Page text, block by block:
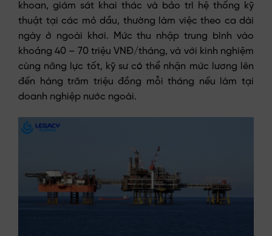
khoan, giám sát khai thác và bảo trì hệ thống kỹ
thuật tại các mỏ dầu, thường làm việc theo ca dài
ngày ở ngoài khơi. Mức thu nhập trung bình vào
khoảng 40 – 70 triệu VNĐ/tháng, và với kinh nghiệm
cùng năng lực tốt, kỹ sư có thể nhận mức lương lên
đến hàng trăm triệu đồng mỗi tháng nếu làm tại
doanh nghiệp nước ngoài.